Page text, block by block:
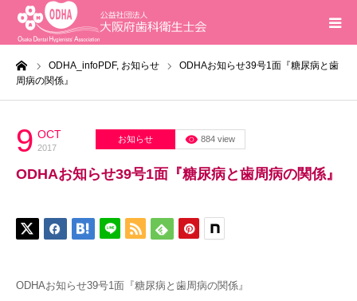
ODHA_infoPDF, お知らせ
ODHAお知らせ39号1面『糖尿病と歯
周病の関係』
9 OCT
2017
お知らせ 884 view
ODHAお知らせ39号1面『糖尿病と歯周病の関係』
ODHAお知らせ39号1面『糖尿病と歯周病の関係』
ホーム